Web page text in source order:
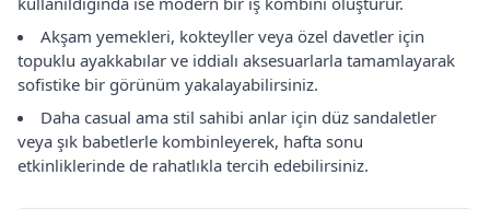
Akşam yemekleri, kokteyller veya özel davetler için
topuklu ayakkabılar ve iddialı aksesuarlarla tamamlayarak
sofistike bir görünüm yakalayabilirsiniz.
Daha casual ama stil sahibi anlar için düz sandaletler
veya şık babetlerle kombinleyerek, hafta sonu
etkinliklerinde de rahatlıkla tercih edebilirsiniz.